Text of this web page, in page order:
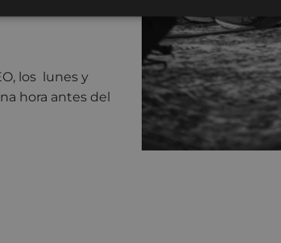
los lunes y
hora antes del